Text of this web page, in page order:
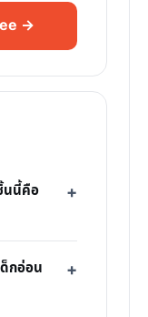
→
นนี้คือ
กอ่อน